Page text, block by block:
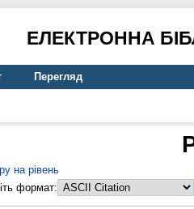
ЕЛЕКТРОННА
Перегляд
на рівень
формат: